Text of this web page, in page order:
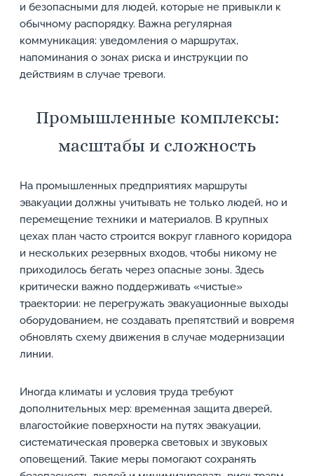
и безопасными для людей, которые не привыкли к
обычному распорядку. Важна регулярная
коммуникация: уведомления о маршрутах,
напоминания о зонах риска и инструкции по
действиям в случае тревоги.
Промышленные комплексы:
масштабы и сложность
На промышленных предприятиях маршруты
эвакуации должны учитывать не только людей, но и
перемещение техники и материалов. В крупных
цехах план часто строится вокруг главного коридора
и нескольких резервных входов, чтобы никому не
приходилось бегать через опасные зоны. Здесь
критически важно поддерживать «чистые»
траектории: не перегружать эвакуационные выходы
оборудованием, не создавать препятствий и вовремя
обновлять схему движения в случае модернизации
линии.
Иногда климаты и условия труда требуют
дополнительных мер: временная защита дверей,
влагостойкие поверхности на путях эвакуации,
систематическая проверка световых и звуковых
оповещений. Такие меры помогают сохранять